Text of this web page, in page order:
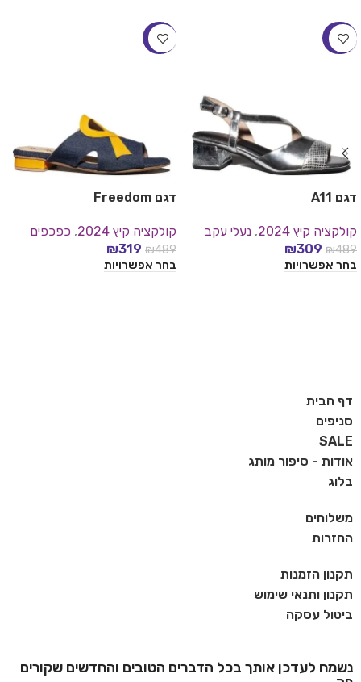
-37%
דגם A11
קולקציה קיץ 2024 , נעלי עקב
₪489
₪309
בחר אפשרויות
-35%
דגם Freedom
קולקציה קיץ 2024 , כפכפים
₪489
₪319
בחר אפשרויות
דף הבית
סניפים
SALE
אודות - סיפור מותג
בלוג
משלוחים
החזרות
תקנון הזמנות
תקנון ותנאי שימוש
ביטול עסקה
נשמח לעדכן אותך בכל הדברים הטובים והחדשים שקורים